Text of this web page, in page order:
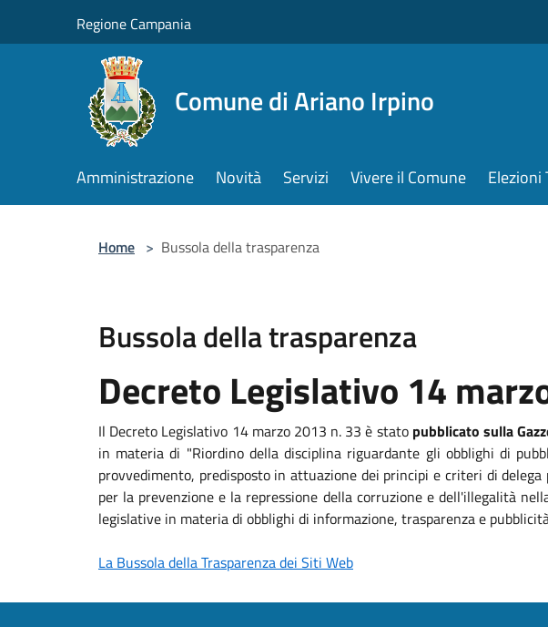
Regione Campania
Comune di Ariano Irpino
Amministrazione Novità Servizi Vivere il Comune Elezioni
Home > Bussola della trasparenza
Bussola della trasparenza
Decreto Legislativo 14
Il Decreto Legislativo 14 marzo 2013 n. 33 è stato pubblicato sulla
in materia di "Riordino della disciplina riguardante gli obblighi di
provvedimento, predisposto in attuazione dei principi e criteri di
per la prevenzione e la repressione della corruzione e dell'illegalità
legislative in materia di obblighi di informazione, trasparenza e
La Bussola della Trasparenza dei Siti Web